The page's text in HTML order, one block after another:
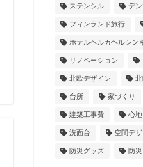
ステンシル デ
フィンランド旅行
ホテルヘルカヘルシン
リノベーション
北欧デザイン
台所 家づくり
建築工事費 心地
洗面台 空間デ
防災グッズ 防